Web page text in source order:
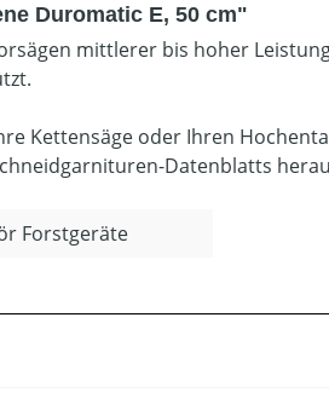
Duromatic E, 50 cm"
mittlerer bis hoher
Kettensäge oder Ihren
Datenblatts
Forstgeräte